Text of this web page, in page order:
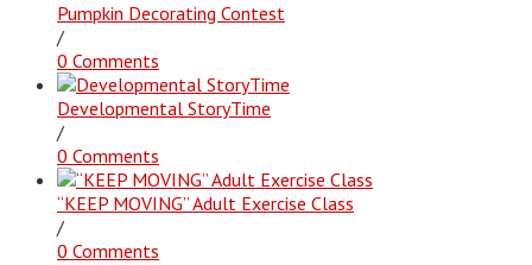
Pumpkin Decorating Contest
/
0 Comments
Developmental StoryTime
/
0 Comments
“KEEP MOVING” Adult Exercise Class
/
0 Comments